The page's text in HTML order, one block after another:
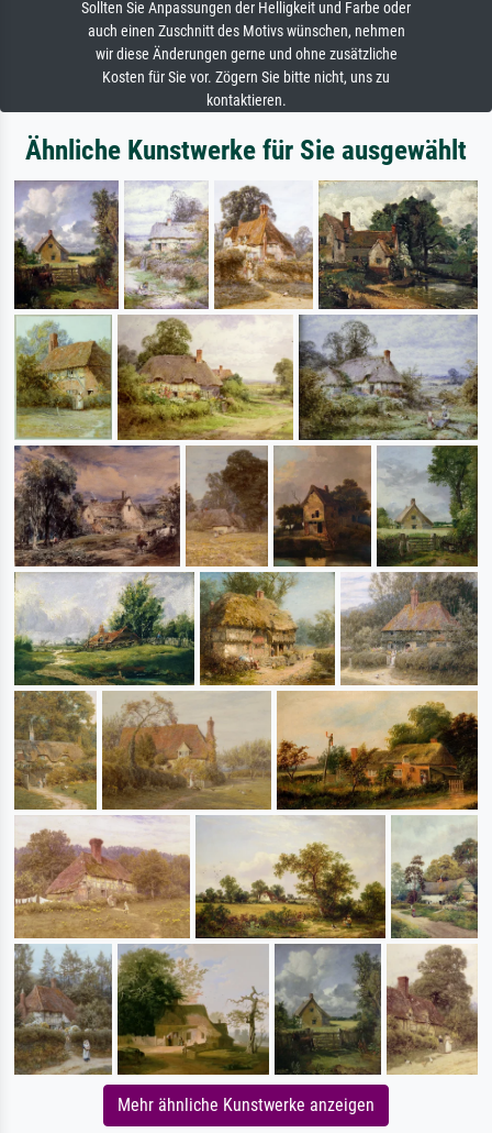
Sollten Sie Anpassungen der Helligkeit und Farbe oder
auch einen Zuschnitt des Motivs wünschen, nehmen
wir diese Änderungen gerne und ohne zusätzliche
Kosten für Sie vor. Zögern Sie bitte nicht, uns zu
kontaktieren.
Ähnliche Kunstwerke für Sie ausgewählt
Mehr ähnliche Kunstwerke anzeigen